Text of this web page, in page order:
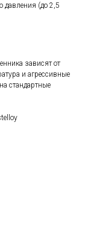
давления (до 2,5
зависят от
и агрессивные
стандартные